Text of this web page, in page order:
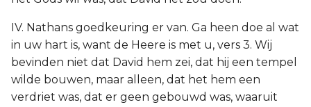
IV. Nathans goedkeuring er van. Ga heen doe al wat
in uw hart is, want de Heere is met u, vers 3. Wij
bevinden niet dat David hem zei, dat hij een tempel
wilde bouwen, maar alleen, dat het hem een
verdriet was, dat er geen gebouwd was, waaruit